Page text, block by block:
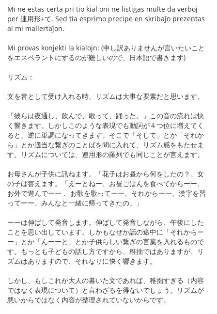
Mi ne estas certa pri tio kial oni ne listigas multe da verboj
per 連用形+て. Sed tia esprimo precipe en skribaĵo prezentas
al mi mallertaĵon.
Mi provas konjekti la kialojn: (申し訳ありませんが言いたいこと
をエスペラントにするのが難しいので、日本語で書きます)
リズム：
文を音として受け入れる時、リズムは大事な要素だと思います。
「彼らは夜通し、飲んで、歌って、踊った。」この音の流れは快
く響きます。しかしこのような表現でも動詞が４つ位に増えてく
ると、逆に単調になってきます。そこで「そして」とか「それか
ら」とか適当な繋ぎのことばを間に入れて、リズム感をもたせま
す。リズムについては、連用形の羅列でも同じことが言えます。
お母さんが子供に訊ねます。「花子はお昼から何をしたの？」女
の子は答えます。「えーとねー、お昼ごはんを食べてからーー、
お外で遊んでーー 、お歌を歌ってーー、それからーー、漢字を習
ってーー、みんなと一緒に帰ってきたの。」
ーーは伸ばして発音します。伸ばして発音しながら、午後にした
ことを思い出しています。しかもなぜか話の途中に「それからー
ー」とか「んーーと」とか子供らしい繋ぎの言葉を入れるもので
す。もっとも子どもの話し方ですから、稚拙ではありますが、リ
ズムはありますので、それなりに快く響きます。
しかし、もしこれが大人の書いた文であれば、稚拙すぎる（内容
ではなく表現について）と言わざるを得ないでしょう。リズムが
悪いからではなく内容が整理されていないからです。